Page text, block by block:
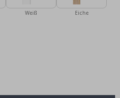
Weiß Eiche